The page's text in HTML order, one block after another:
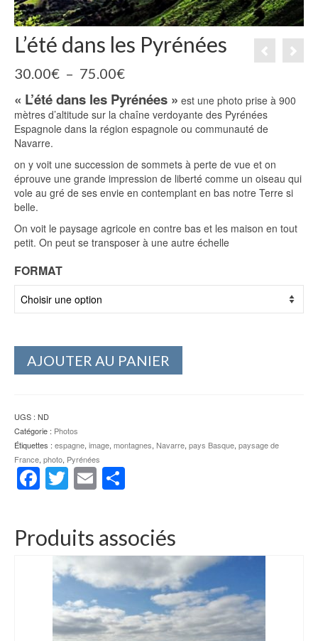
L’été dans les Pyrénées
30.00€ – 75.00€Plage
prix :
30.00€
à
« L’été dans les Pyrénées » est une photo prise à 900
mètres d’altitude sur la chaîne verdoyante des Pyrénées
Espagnole dans la région espagnole ou communauté de
Navarre.
on y voit une succession de sommets à perte de vue et on
éprouve une grande impression de liberté comme un oiseau qui
vole au gré de ses envie en contemplant en bas notre Terre si
belle.
On voit le paysage agricole en contre bas et les maison en tout
petit. On peut se transposer à une autre échelle
FORMAT
AJOUTER AU PANIER
UGS : ND
Catégorie : Photos
Étiquettes : espagne, image, montagnes, Navarre, pays Basque, paysage de
France, photo, Pyrénées
Facebook
Twitter
Email
Produits associés